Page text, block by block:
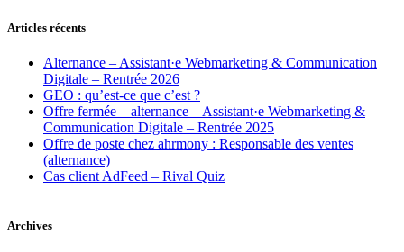
Articles récents
Alternance – Assistant·e Webmarketing & Communication
Digitale – Rentrée 2026
GEO : qu’est-ce que c’est ?
Offre fermée – alternance – Assistant·e Webmarketing &
Communication Digitale – Rentrée 2025
Offre de poste chez ahrmony : Responsable des ventes
(alternance)
Cas client AdFeed – Rival Quiz
Archives